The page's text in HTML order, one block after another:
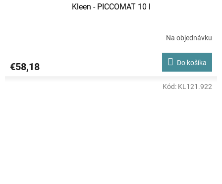
Kleen - PICCOMAT 10 l
Na objednávku
€58,18 Do košíka
Kód: KL121.922